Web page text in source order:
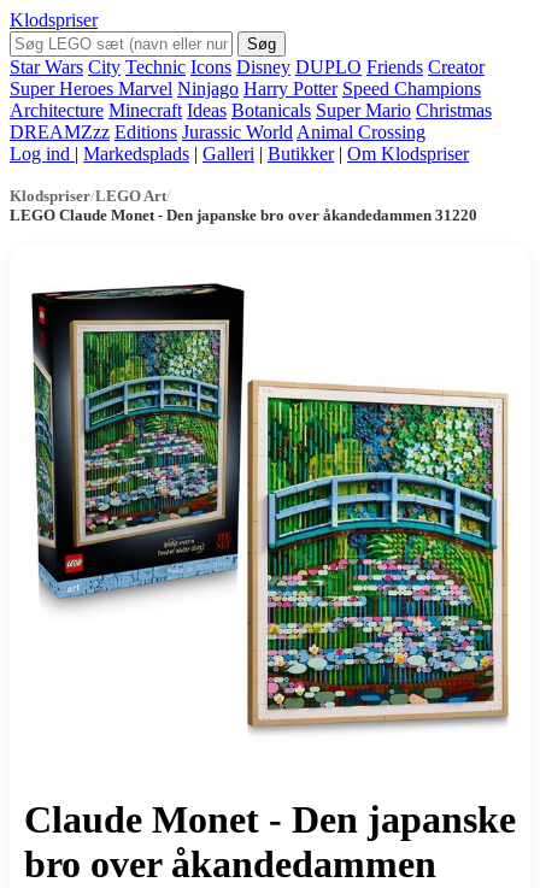
Klodspriser
Søg
Star Wars City Technic Icons Disney DUPLO Friends Creator
Super Heroes Marvel Ninjago Harry Potter Speed Champions
Architecture Minecraft Ideas Botanicals Super Mario Christmas
DREAMZzz Editions Jurassic World Animal Crossing
Log ind | Markedsplads | Galleri | Butikker | Om Klodspriser
Klodspriser/LEGO Art/
LEGO Claude Monet - Den japanske bro over åkandedammen 31220
Claude Monet - Den japanske
bro over åkandedammen